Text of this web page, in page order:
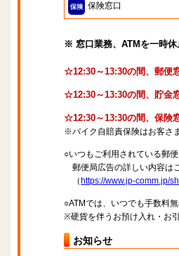
保険窓口
※ 窓口業務、ATMを一時休
☆12:30～13:30の間、郵便
☆12:30～13:30の間、貯金
☆12:30～13:30の間、保険
※バイク自賠責保険はお客さ
○いつもご利用されている郵
郵便局広告の詳しい内容は
（ https://www.jp-comm.jp/
○ATMでは、いつでも手数料
※硬貨を伴うお預け入れ・お
お知らせ